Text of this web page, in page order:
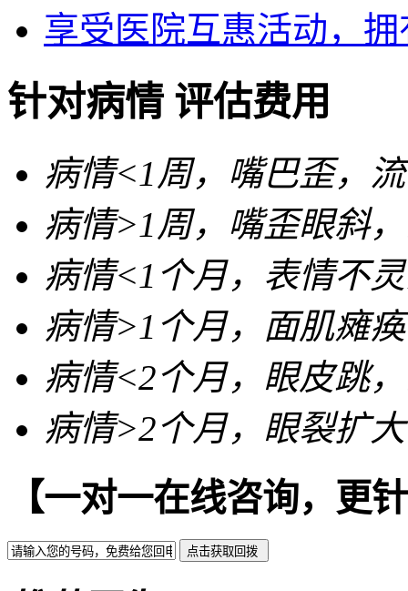
享受医院互惠活动，
针对病情 评估费用
病情<1周，嘴巴歪，
病情>1周，嘴歪眼斜
病情<1个月，表情不
病情>1个月，面肌瘫
病情<2个月，眼皮跳
病情>2个月，眼裂扩
【一对一在线咨询，更